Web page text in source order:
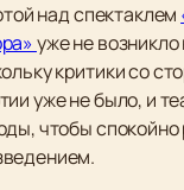
над спектаклем
уже не возникло
критики со
уже не было, и
чтобы спокойно